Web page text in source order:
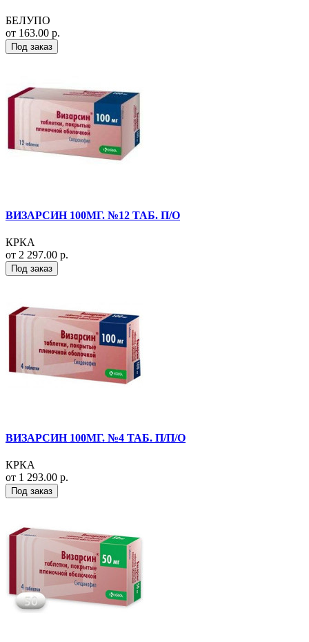
БЕЛУПО
от 163.00 р.
Под заказ
ВИЗАРСИН 100МГ. №12 ТАБ. П/О
КРКА
от 2 297.00 р.
Под заказ
ВИЗАРСИН 100МГ. №4 ТАБ. П/П/О
КРКА
от 1 293.00 р.
Под заказ